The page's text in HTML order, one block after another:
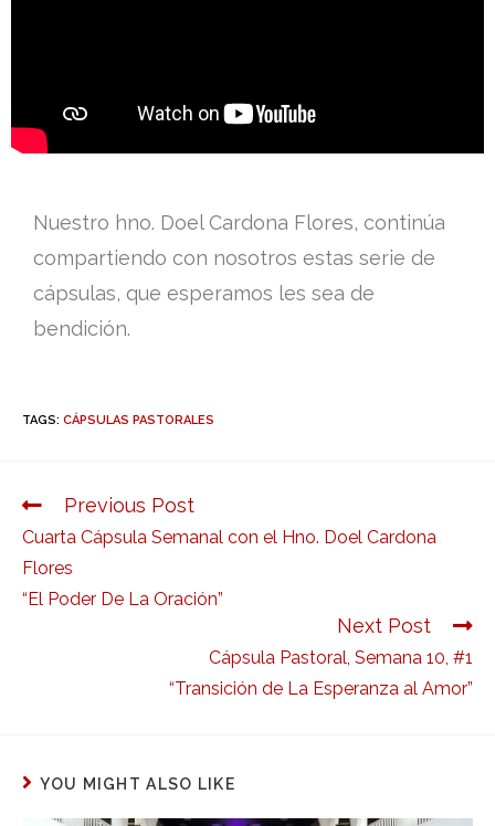
Nuestro hno. Doel Cardona Flores, continúa
compartiendo con nosotros estas serie de
cápsulas, que esperamos les sea de
bendición.
TAGS: CÁPSULAS PASTORALES
Previous Post
Cuarta Cápsula Semanal con el Hno. Doel Cardona
Flores
“El Poder De La Oración”
Next Post
Cápsula Pastoral, Semana 10, #1
“Transición de La Esperanza al Amor”
YOU MIGHT ALSO LIKE